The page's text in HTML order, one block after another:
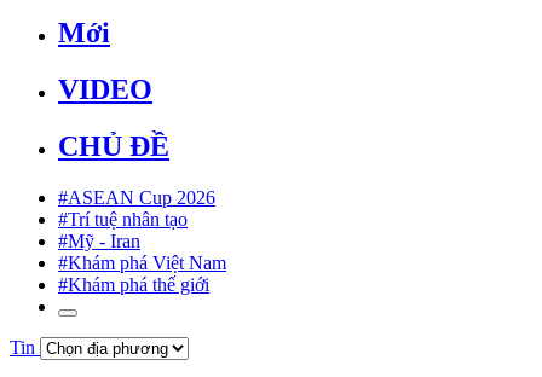
Mới
VIDEO
CHỦ ĐỀ
#ASEAN Cup 2026
#Trí tuệ nhân tạo
#Mỹ - Iran
#Khám phá Việt Nam
#Khám phá thế giới
Tin